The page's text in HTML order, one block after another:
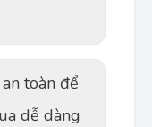
toàn để
dễ dàng